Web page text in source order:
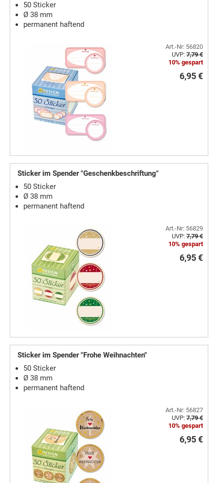
50 Sticker
Ø 38 mm
permanent haftend
Art.-Nr: 56820
UVP: 7,79 €
10% gespart
6,95 €
Sticker im Spender "Geschenkbeschriftung"
50 Sticker
Ø 38 mm
permanent haftend
Art.-Nr: 56829
UVP: 7,79 €
10% gespart
6,95 €
Sticker im Spender "Frohe Weihnachten"
50 Sticker
Ø 38 mm
permanent haftend
Art.-Nr: 56827
UVP: 7,79 €
10% gespart
6,95 €